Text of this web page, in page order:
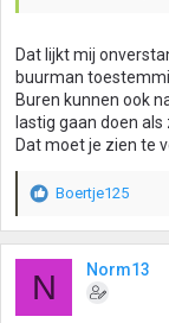
Dat lijkt mij
buurman
Buren kunnen ook
lastig gaan doen
Dat moet je zien te
W
a
Boertje125
N Norm13